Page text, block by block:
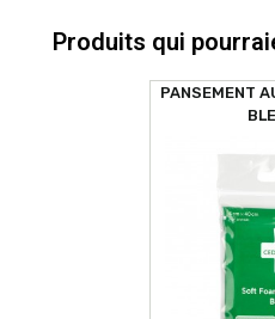
Produits qui
PANSEMENT